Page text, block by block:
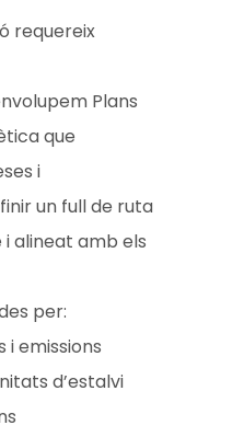
requereix
Plans
que
i
un full de ruta
alineat amb els
per:
i emissions
d’estalvi